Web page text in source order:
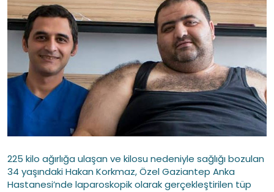
225 kilo ağırlığa ulaşan ve kilosu nedeniyle sağlığı bozulan
34 yaşındaki Hakan Korkmaz, Özel Gaziantep Anka
Hastanesi’nde laparoskopik olarak gerçekleştirilen tüp